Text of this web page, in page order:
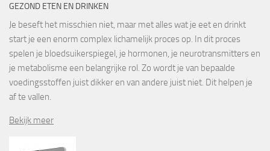
GEZOND ETEN EN DRINKEN
Je beseft het misschien niet, maar met alles wat je eet en drinkt
start je een enorm complex lichamelijk proces op. In dit proces
spelen je bloedsuikerspiegel, je hormonen, je neurotransmitters en
je metabolisme een belangrijke rol. Zo wordt je van bepaalde
voedingsstoffen juist dikker en van andere juist niet. Dit helpen je
af te vallen.
Bekijk meer